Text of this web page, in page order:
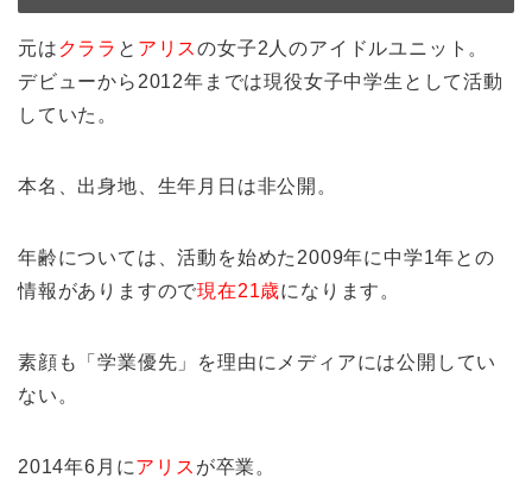
元は クララ と アリスの女子2人のアイドルユニット。
デビューから2012年までは現役女子中学生として活動
していた。
本名、出身地、生年月日は非公開。
年齢については、活動を始めた2009年に中学1年との
情報がありますので現在21歳になります。
素顔も「学業優先」を理由にメディアには公開してい
ない。
2014年6月にアリス が卒業。